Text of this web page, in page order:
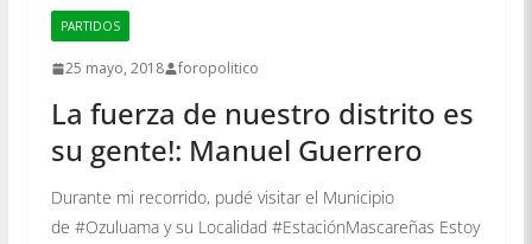
PARTIDOS
25 mayo, 2018 foropolitico
La fuerza de nuestro distrito es
su gente!: Manuel Guerrero
Durante mi recorrido, pudé visitar el Municipio
de #Ozuluama y su Localidad #EstaciónMascareñas Estoy